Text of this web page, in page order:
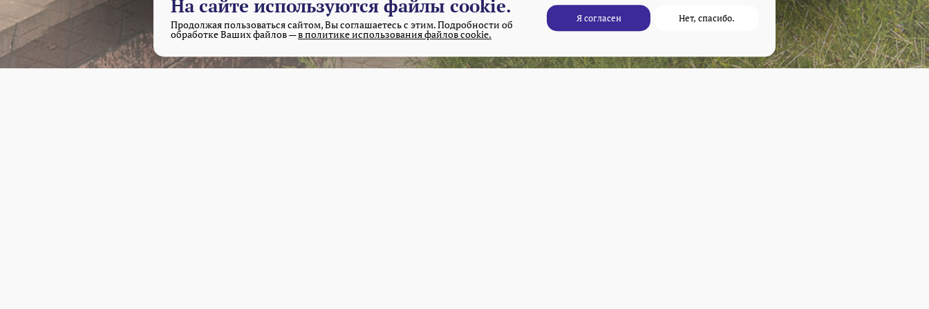
На сайте используются файлы cookie.
Продолжая пользоваться сайтом, Вы соглашаетесь с этим. Подробности об
обработке Ваших файлов —в политике использования файлов cookie.
Я согласен Нет, спасибо.